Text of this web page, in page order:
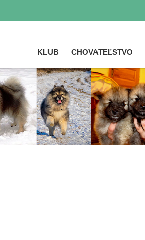
Skočiť
na
hlavný
obsah
KLUB CHOVATEĽSTVO